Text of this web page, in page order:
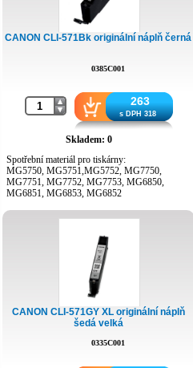
CANON CLI-571Bk originální náplň černá
0385C001
263
s DPH 318
Skladem: 0
Spotřební materiál pro tiskárny:
MG5750, MG5751,MG5752, MG7750,
MG7751, MG7752, MG7753, MG6850,
MG6851, MG6853, MG6852
CANON CLI-571GY XL originální náplň
šedá velká
0335C001